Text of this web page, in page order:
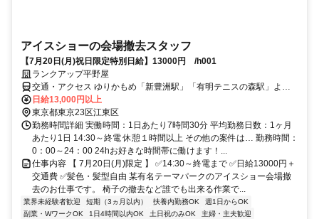
アイスショーの会場撤去スタッフ
【7月20日(月)祝日限定特別日給】13000円 /h001
ランクアップ平野屋
交通・アクセス ゆりかもめ「新豊洲駅」「有明テニスの森駅」より
徒歩約8分 りんかい線「国際展示場駅」「東雲駅」より徒歩約17分
日給13,000円以上
東京都東京23区江東区
勤務時間詳細 実働時間：1日あたり7時間30分 平均勤務日数：1ヶ月
あたり1日 14:30～終電 休憩１時間以上 その他の案件は… 勤務時間：
0：00～24：00 24hお好きな時間帯に働けます！...
仕事内容 【 7月20日(月)限定 】 ✅14:30～終電まで ✅日給13000円＋
交通費 ✅髪色・髪型自由 某有名テーマパークのアイスショー会場撤
去のお仕事です。 椅子の撤去など誰でも出来る作業で...
業界未経験者歓迎 短期（3ヵ月以内） 扶養内勤務OK
週1日からOK
副業・WワークOK
1日4時間以内OK 土日祝のみOK
主婦・主夫歓迎